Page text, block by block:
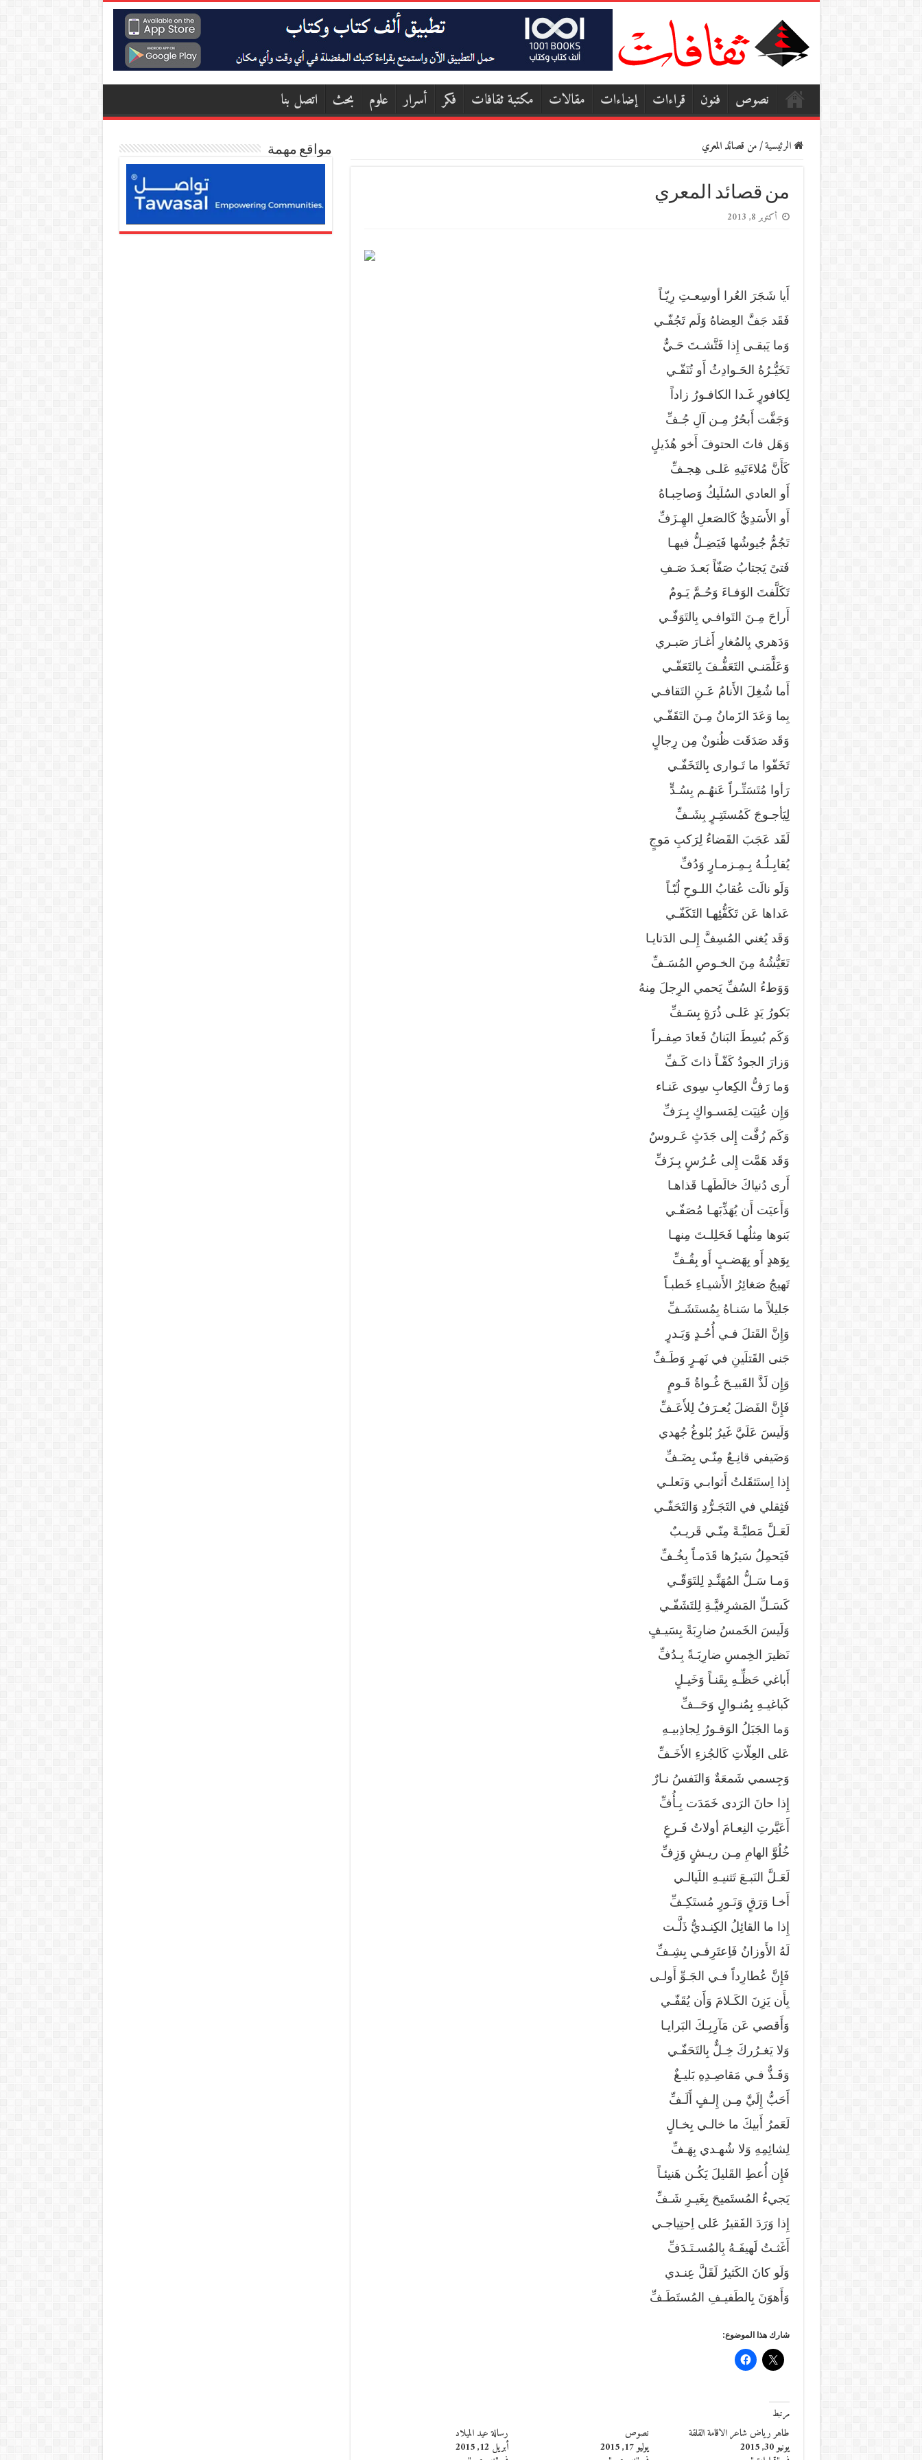
نصوص فنون قراءات إضاءات مقالات مكتبة ثقافات فكر أسرار علوم بحث اتصل بنا
الرئيسية/من قصائد المعري
من قصائد المعري
أكتوبر 8, 2013
أَيا شَجَرَ العُرا أوسِعـتِ رِيّـاً
فَقَد جَفَّ العِضاهُ وَلَم تَجُفّـي
وَما يَبقـى إِذا فَتَّشـتَ حَـيٌّ
تَخَيُّـرُهُ الحَـوادِثُ أَو تُنَفّـي
لِكافورٍ غَـدا الكافـورُ زاداً
وَجَفَّت أَبحُرٌ مِـن آلِ جُـفِّ
وَهَل فاتَ الحتوفَ أَخو هُذَيلٍ
كَأَنَّ مُلاءَتَيهِ عَلـى هِجـفِّ
أَو العادي السُلَيكُ وَصاحِبـاهُ
أَو الأَسَدِيُّ كَالصَعلِ الهِـزَفِّ
تَجُمُّ جُيوشُها فَيَضِـلُّ فيهـا
فَتىً يَجتابُ صَفّاً بَعـدَ صَـفِ
تَكَلَّفتَ الوَفـاءَ وَحُـمَّ يَـومٌ
أَراحَ مِـنَ التَوافـي بِالتَوَفّـي
وَدَهري بِالمُغارِ أَغـارَ صَبـري
وَعَلَّمَنـي التَعَفُّـفَ بِالتَعَفّـي
أَما شُغِلَ الأَنامُ عَـنِ التَقافـي
بِما وَعَدَ الزَمانُ مِـنَ التَقَفّـي
وَقَد صَدَقَت ظُنونٌ مِن رِجالٍ
تَخَفّوا ما تَـوارى بِالتَخَفّـي
رَأوا مُتَسَتِّـراً عَنهُـم بِسُـدٍّ
لِيَأجـوجَ كَمُستَتِـرٍ بِشَـفِّ
لَقَد عَجَبَ القَضاءُ لِرَكبِ مَوجٍ
يُقابِـلُـهُ بِـمِـزمـارٍ وَدُفِّ
وَلَو نالَت عُقابُ اللـوحِ لُبّـاً
عَداها عَن تَكَفُّئِهـا التَكَفّـي
وَقَد يُغني المُسِفَّ إِلـى الدَنايـا
تَعَيُّشُهُ مِنَ الخـوصِ المُسَـفِّ
وَوَطءُ السُفِّ يَحمي الرِجلَ مِنهُ
بَكورُ يَدٍ عَلـى ذُرَةٍ بِسَـفِّ
وَكَم بُسِطَ البَنانُ فَعادَ صِفـراً
وَزارَ الجودُ كَفّـاً ذاتَ كَـفِّ
وَما رَفُّ الكِعابِ سِوى عَنـاء
وَإِن عُنِيَت لِمَسـواكٍ بِـرَفِّ
وَكَم زُفَّت إِلى جَدَثٍ عَـروسٌ
وَقَد هَمَّت إِلى عُـرُسٍ بِـزَفِّ
أَرى دُنياكَ خالَطَهـا قَذاهـا
وَأَعيَت أَن يُهَذِّبَهـا مُصَفّـي
بَنوها مِثلُهـا فَحَلِلـتَ مِنهـا
بِوَهدٍ أَو بِهَضـبٍ أَو بِقُـفِّ
تَهيجُ صَغائِرُ الأَشيـاءِ خَطبـاً
جَليلاً ما سَنـاهُ بِمُستَشَـفِّ
وَإِنَّ القَتلَ فـي أُحُـدٍ وَبَـدرٍ
جَنى القَتلَينِ في نَهـرٍ وَطَـفِّ
وَإِن لَذَّ القَبيـحَ غُـواةُ قَـومٍ
فَإِنَّ الفَضلَ يُعـرَفُ لِلأَعَـفِّ
وَلَيسَ عَلَيَّ غَيرُ بُلوغُ جُهدي
وَضَيفي قانِـعٌ مِنّـي بِضَـفِّ
إِذا اِستَثقَلتُ أَثوابـي وَنَعلـي
فَثِقلي في التَجَـرُّدِ وَالتَحَفّـي
لَعَـلَّ مَطيَّـةً مِنّـي قَريـبٌ
فَيَحمِلُ سَيرُها قَدَمـاً بِخُـفِّ
وَمـا سَـلُّ المُهَنَّـدِ لِلتَوَقّـي
كَسَـلِّ المَشرِفيَّـةِ لِلتَشَفّـي
وَلَيسَ الخَمسُ ضارِبَةً بِسَيـفٍ
نَظيرَ الخِمسِ ضارِبَـةً بِـدُفِّ
أَباغي حَظِّـهِ بِقَنـاً وَخَيـلٍ
كَباغيـهِ بِمُنـوالٍ وَحَــفِّ
وَما الجَبَلُ الوَقـورُ لِجاذِبيـهِ
عَلى العِلّاتِ كَالجُزءِ الأَخَـفِّ
وَجِسمي شَمعَةٌ وَالنَفسُ نـارٌ
إِذا حانَ الرَدى خَمَدَت بِـأُفِّ
أَعَيَّرتِ النِعـامَ أولاتُ فَـرعٍ
خُلُوَّ الهامِ مِـن ريـشٍ وَزِفِّ
لَعَـلَّ النَبـعَ تَثنيـهِ اللَيالـي
أَخـا وَرَقٍ وَنَـورٍ مُستَكِـفِّ
إِذا ما القائِلُ الكِنـديُّ ذَلَّـت
لَهُ الأَوزانُ فَاِعتَرِفـي بِشِـفِّ
فَإِنَّ عُطارِداً فـي الجَـوِّ أَولـى
بِأَن يَزِنَ الكَـلامَ وَأَن يُقَفّـي
وَأَقصي عَن مَآرِبِـكَ البَرايـا
وَلا يَغـرُركَ خِـلٌّ بِالتَحَفّـي
وَفَـذٌّ فـي مَقاصِـدِهِ بَليـغٌ
أَحَبُّ إِلَيَّ مِـن إِلـفٍ أَلَـفِّ
لَعَمرُ أَبيكَ ما خالـي بِخـالٍ
لِشائِمِهِ وَلا شُهـدي بِهَـفِّ
فَإِن أُعطِ القَليلَ يَكُـن هَنيئـاً
يَجيءُ المُستَميحَ بِغَيـرِ شَـفِّ
إِذا وَرَدَ الفَقيرُ عَلى اِحتِياجـي
أَغَثـتُ لَهيفَـهُ بِالمُسـتَـدَفِّ
وَلَو كانَ الكَثيرُ لَقَلَّ عِنـدي
وَأَهوَنَ بِالطَفيـفِ المُستَطَـفِّ
شارك هذا الموضوع:
مرتبط
طاهر رياض شاعر الاقامة القلقة
يونيو 30, 2015
نصوص
يوليو 17, 2015
رسالة عيد الميلاد
أبريل 12, 2015
مواقع مهمة